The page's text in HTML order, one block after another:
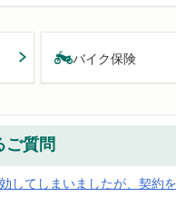
バイク保険
ご質問
してしまいましたが、契約